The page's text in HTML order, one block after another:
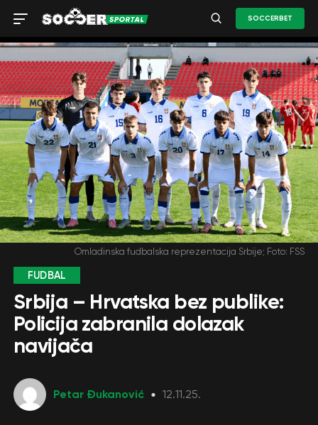
SOCCERBET
Omladinska fudbalska reprezentacija Srbije; Foto: FSS
FUDBAL
Srbija – Hrvatska bez publike:
Policija zabranila dolazak
navijača
Petar Đukanović 12.11.25.